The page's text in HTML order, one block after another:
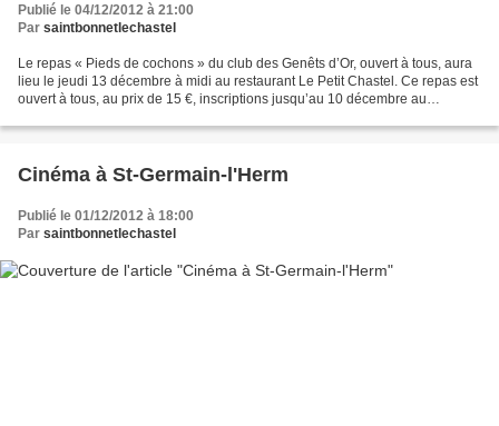
Publié le 04/12/2012 à 21:00
Par saintbonnetlechastel
Le repas « Pieds de cochons » du club des Genêts d’Or, ouvert à tous, aura
lieu le jeudi 13 décembre à midi au restaurant Le Petit Chastel. Ce repas est
ouvert à tous, au prix de 15 €, inscriptions jusqu’au 10 décembre au
Cinéma à St-Germain-l'Herm
Publié le 01/12/2012 à 18:00
Par saintbonnetlechastel